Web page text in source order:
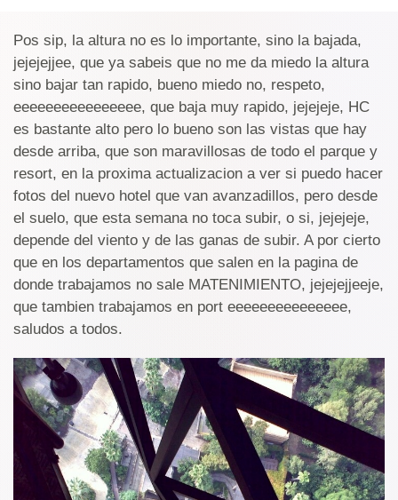
Pos sip, la altura no es lo importante, sino la bajada,
jejejejjee, que ya sabeis que no me da miedo la altura
sino bajar tan rapido, bueno miedo no, respeto,
eeeeeeeeeeeeeeee, que baja muy rapido, jejejeje, HC
es bastante alto pero lo bueno son las vistas que hay
desde arriba, que son maravillosas de todo el parque y
resort, en la proxima actualizacion a ver si puedo hacer
fotos del nuevo hotel que van avanzadillos, pero desde
el suelo, que esta semana no toca subir, o si, jejejeje,
depende del viento y de las ganas de subir. A por cierto
que en los departamentos que salen en la pagina de
donde trabajamos no sale MATENIMIENTO, jejejejjeeje,
que tambien trabajamos en port eeeeeeeeeeeeeee,
saludos a todos.